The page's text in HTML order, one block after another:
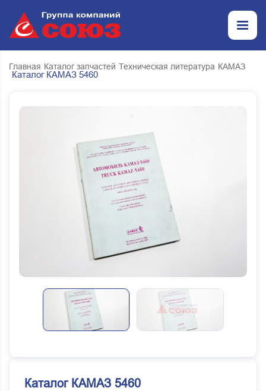
Главная Каталог запчастей Техническая литература КАМАЗ
Каталог КАМАЗ 5460
Каталог КАМАЗ 5460